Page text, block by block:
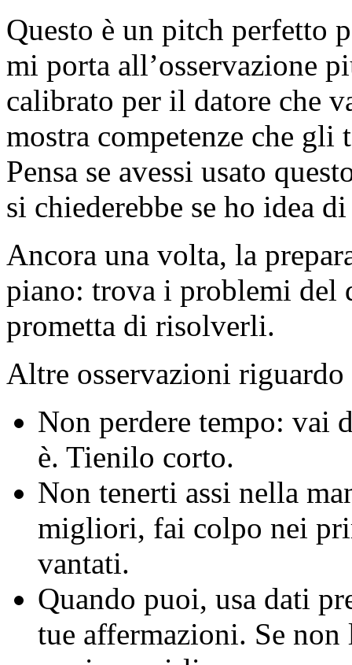
Questo è un pitch perfetto
mi porta all’osservazione
calibrato per il datore che
mostra competenze che
Pensa se avessi usato
si chiederebbe se ho idea
Ancora una volta, la
piano: trova i problemi del
prometta di risolverli.
Altre osservazioni
Non perdere tempo: vai
è. Tienilo corto.
Non tenerti assi nella
migliori, fai colpo nei
vantati.
Quando puoi, usa dati
tue affermazioni. Se non